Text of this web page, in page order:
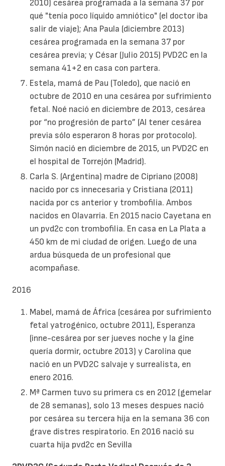
2010) cesárea programada a la semana 37 por
qué "tenía poco líquido amniótico" (el doctor iba
salir de viaje); Ana Paula (diciembre 2013)
cesárea programada en la semana 37 por
cesárea previa; y César (Julio 2015) PVD2C en la
semana 41+2 en casa con partera.
Estela, mamá de Pau (Toledo), que nació en
octubre de 2010 en una cesárea por sufrimiento
fetal. Noé nació en diciembre de 2013, cesárea
por “no progresión de parto” (Al tener cesárea
previa sólo esperaron 8 horas por protocolo).
Simón nació en diciembre de 2015, un PVD2C en
el hospital de Torrejón (Madrid).
Carla S. (Argentina) madre de Cipriano (2008)
nacido por cs innecesaria y Cristiana (2011)
nacida por cs anterior y trombofilia. Ambos
nacidos en Olavarria. En 2015 nacio Cayetana en
un pvd2c con trombofilia. En casa en La Plata a
450 km de mi ciudad de origen. Luego de una
ardua búsqueda de un profesional que
acompañase.
2016
Mabel, mamá de África (cesárea por sufrimiento
fetal yatrogénico, octubre 2011), Esperanza
(inne-cesárea por ser jueves noche y la gine
quería dormir, octubre 2013) y Carolina que
nació en un PVD2C salvaje y surrealista, en
enero 2016.
Mª Carmen tuvo su primera cs en 2012 (gemelar
de 28 semanas), solo 13 meses despues nació
por cesárea su tercera hija en la semana 36 con
grave distres respiratorio. En 2016 nació su
cuarta hija pvd2c en Sevilla